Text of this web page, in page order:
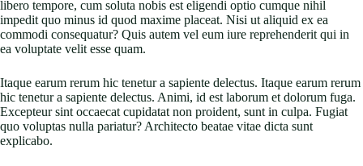
libero tempore, cum soluta nobis est eligendi optio cumque nihil
impedit quo minus id quod maxime placeat. Nisi ut aliquid ex ea
commodi consequatur? Quis autem vel eum iure reprehenderit qui in
ea voluptate velit esse quam.
Itaque earum rerum hic tenetur a sapiente delectus. Itaque earum rerum
hic tenetur a sapiente delectus. Animi, id est laborum et dolorum fuga.
Excepteur sint occaecat cupidatat non proident, sunt in culpa. Fugiat
quo voluptas nulla pariatur? Architecto beatae vitae dicta sunt
explicabo.